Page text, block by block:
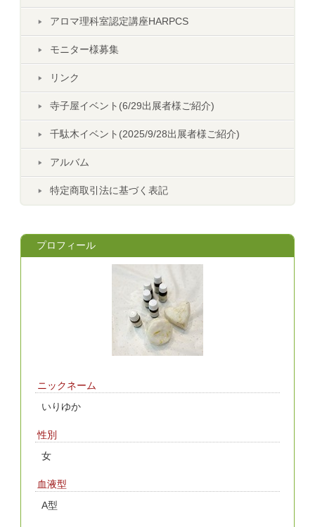
アロマ理科室認定講座HARPCS
モニター様募集
リンク
寺子屋イベント(6/29出展者様ご紹介)
千駄木イベント(2025/9/28出展者様ご紹介)
アルバム
特定商取引法に基づく表記
プロフィール
ニックネーム
いりゆか
性別
女
血液型
A型